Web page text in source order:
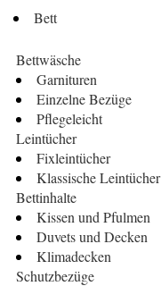
Bett
Bettwäsche
Garnituren
Einzelne Bezüge
Pflegeleicht
Leintücher
Fixleintücher
Klassische Leintücher
Bettinhalte
Kissen und Pfulmen
Duvets und Decken
Klimadecken
Schutzbezüge